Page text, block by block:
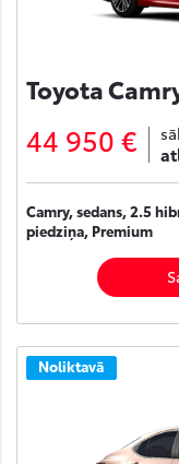
Toyota
44 950 €
Camry, sedans, 2.5
piedziņa, Premium
Noliktavā